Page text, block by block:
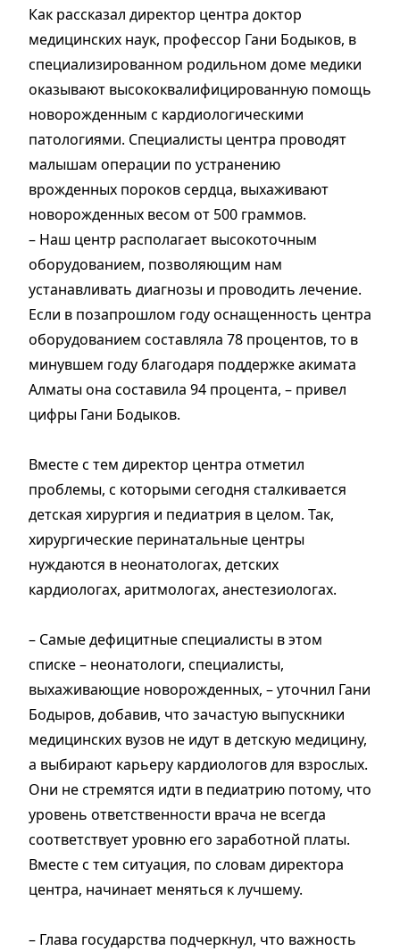
Как рассказал директор центра доктор
медицинских наук, профессор Гани Бодыков, в
специализированном родильном доме медики
оказывают высококвалифицированную по­мощь
новорожденным с кардиологическими
патологиями. Специалисты центра проводят
малышам операции по устранению
врожденных пороков сердца, выхаживают
новорожденных весом от 500 граммов.
– Наш центр располагает высокоточным
оборудованием, позволяющим нам
устанавливать диагнозы и проводить лечение.
Если в позапрошлом году оснащенность центра
оборудованием составляла 78 процентов, то в
минувшем году благодаря поддержке акимата
Алматы она составила 94 процента, – привел
цифры Гани Бодыков.
Вместе с тем директор центра отметил
проблемы, с которыми сегодня сталкивается
детская хирургия и педиатрия в целом. Так,
хирургические перинатальные центры
нуждаются в неонатологах, детских
кардиологах, аритмологах, анестезиологах.
– Самые дефицитные специалисты в этом
списке – неонатологи, специалисты,
выхаживающие новорожденных, – уточнил Гани
Бодыров, добавив, что зачастую выпускники
медицинских вузов не идут в детскую медицину,
а выбирают карьеру кардиологов для взрослых.
Они не стремятся идти в педиатрию потому, что
уровень ответственности врача не всегда
соответствует уровню его заработной платы.
Вместе с тем ситуация, по словам директора
центра, начинает меняться к лучшему.
– Глава государства подчеркнул, что важность